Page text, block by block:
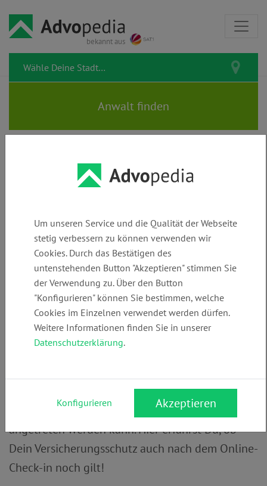
bekannt aus
Unfall & Versicherung
Gilt meine
Reiserücktrittsversicherung
auch nach dem Online-Check-
Reiserecht Versicherungsrecht
Ich habe online eingecheckt, bin aber plötzlich
krank geworden und kann doch nicht reisen –
Diese Frage stellen sich viele,
wenn eine Reise aus wichtigen Gründen nicht
angetreten werden kann. Hier erfährst Du, ob
Dein Versicherungsschutz auch nach dem Online-
Check-in noch gilt!
Um unseren Service und die Qualität der Webseite
stetig verbessern zu können verwenden wir
Cookies. Durch das Bestätigen des
untenstehenden Button "Akzeptieren" stimmen Sie
der Verwendung zu. Über den Button
"Konfigurieren" können Sie bestimmen, welche
Cookies im Einzelnen verwendet werden dürfen.
Weitere Informationen finden Sie in unserer
Datenschutzerklärung.
Konfigurieren Akzeptieren